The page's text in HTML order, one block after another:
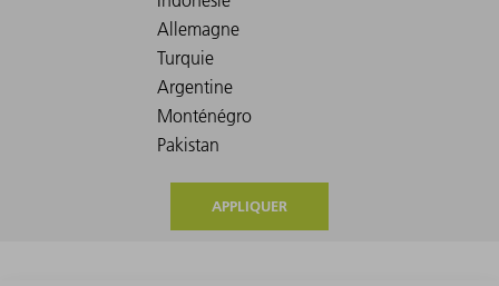
APPLIQUER